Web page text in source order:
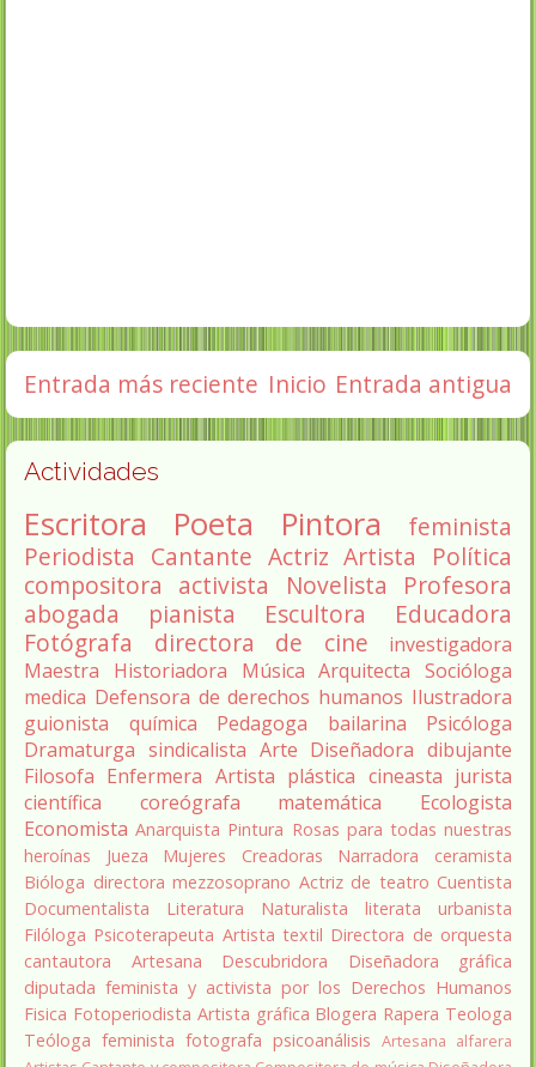
Entrada más reciente Entrada antigua
Inicio
Actividades
Escritora Poeta Pintora
feminista
Periodista Cantante Actriz Artista
Política
compositora activista Novelista
Profesora
abogada
pianista Escultora
Educadora
Fotógrafa
directora de cine
investigadora
Maestra
Historiadora Música Arquitecta Socióloga
medica Defensora de derechos humanos Ilustradora
guionista
química Pedagoga bailarina
Psicóloga
Dramaturga sindicalista Arte Diseñadora dibujante
Filosofa Enfermera Artista plástica cineasta jurista
científica
coreógrafa matemática
Ecologista
Economista Anarquista Pintura Rosas para todas nuestras
heroínas
Jueza Mujeres Creadoras Narradora
ceramista
Bióloga directora mezzosoprano Actriz de teatro Cuentista
Documentalista
Literatura Naturalista literata
urbanista
Filóloga Psicoterapeuta Artista textil Directora de orquesta
cantautora
Artesana Descubridora
Diseñadora gráfica
diputada feminista y activista por los Derechos Humanos
Fisica Fotoperiodista Artista gráfica Blogera Rapera Teologa
Teóloga feminista fotografa psicoanálisis Artesana alfarera